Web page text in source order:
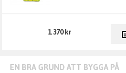
1 370 kr